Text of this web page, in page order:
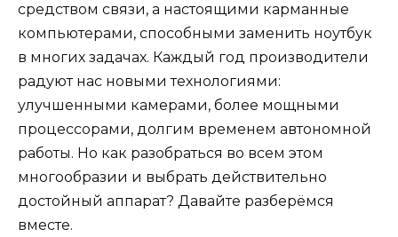
средством связи, а настоящими карманные
компьютерами, способными заменить ноутбук
в многих задачах. Каждый год производители
радуют нас новыми технологиями:
улучшенными камерами, более мощными
процессорами, долгим временем автономной
работы. Но как разобраться во всем этом
многообразии и выбрать действительно
достойный аппарат? Давайте разберёмся
вместе.